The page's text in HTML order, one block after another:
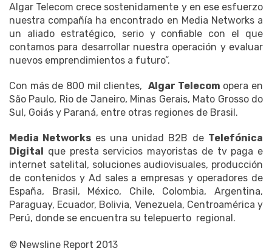
Algar Telecom crece sostenidamente y en ese esfuerzo
nuestra compañía ha encontrado en Media Networks a
un aliado estratégico, serio y confiable con el que
contamos para desarrollar nuestra operación y evaluar
nuevos emprendimientos a futuro”.
Con más de 800 mil clientes, Algar Telecom opera en
São Paulo, Rio de Janeiro, Minas Gerais, Mato Grosso do
Sul, Goiás y Paraná, entre otras regiones de Brasil.
Media Networks es una unidad B2B de Telefónica
Digital que presta servicios mayoristas de tv paga e
internet satelital, soluciones audiovisuales, producción
de contenidos y Ad sales a empresas y operadores de
España, Brasil, México, Chile, Colombia, Argentina,
Paraguay, Ecuador, Bolivia, Venezuela, Centroamérica y
Perú, donde se encuentra su telepuerto regional.
© Newsline Report 2013